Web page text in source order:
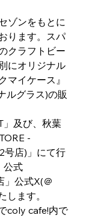
ゾンをもとに
ります。スパ
クラフトビー
にオリジナル
マイケース』
ルグラス)の販
」及び、秋葉
-
号店)」にて行
公式
公式X(＠
ます。
coly cafe!内で